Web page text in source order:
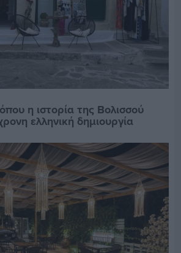
η ιστορία της Βολισσού
ελληνική δημιουργία